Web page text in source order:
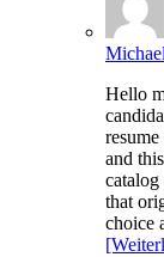
Hello
and
catalog
that
choice